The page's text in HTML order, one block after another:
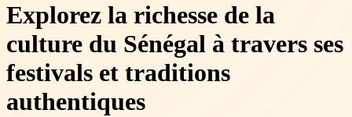
Explorez la richesse de la
culture du Sénégal à travers ses
festivals et traditions
authentiques